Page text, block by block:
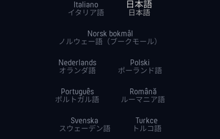
Italiano
イタリア語
日本語
日本語
Norsk bokmål
ノルウェー語（ブークモール）
Nederlands
オランダ語
Polski
ポーランド語
Português
ポルトガル語
Română
ルーマニア語
Svenska
スウェーデン語
Turkce
トルコ語